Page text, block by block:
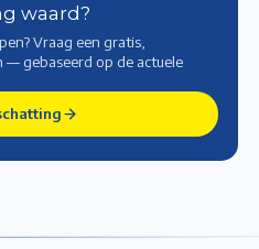
waard?
Vraag een gratis,
gebaseerd op de actuele